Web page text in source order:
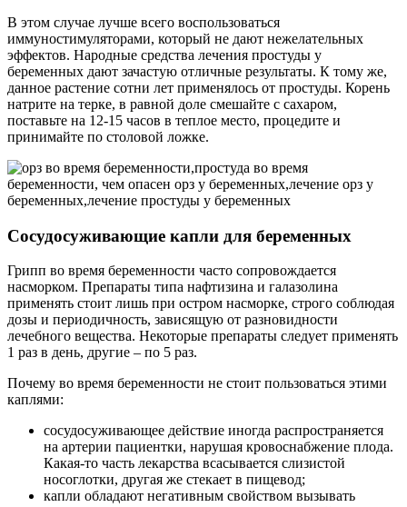
В этом случае лучше всего воспользоваться
иммуностимуляторами, который не дают нежелательных
эффектов. Народные средства лечения простуды у
беременных дают зачастую отличные результаты. К тому же,
данное растение сотни лет применялось от простуды. Корень
натрите на терке, в равной доле смешайте с сахаром,
поставьте на 12-15 часов в теплое место, процедите и
принимайте по столовой ложке.
Сосудосуживающие капли для беременных
Грипп во время беременности часто сопровождается
насморком. Препараты типа нафтизина и галазолина
применять стоит лишь при остром насморке, строго соблюдая
дозы и периодичность, зависящую от разновидности
лечебного вещества. Некоторые препараты следует применять
1 раз в день, другие – по 5 раз.
Почему во время беременности не стоит пользоваться этими
каплями:
сосудосуживающее действие иногда распространяется
на артерии пациентки, нарушая кровоснабжение плода.
Какая-то часть лекарства всасывается слизистой
носоглотки, другая же стекает в пищевод;
капли обладают негативным свойством вызывать